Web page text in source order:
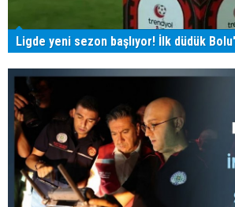
Ligde yeni sezon başlıyor! İlk düdük